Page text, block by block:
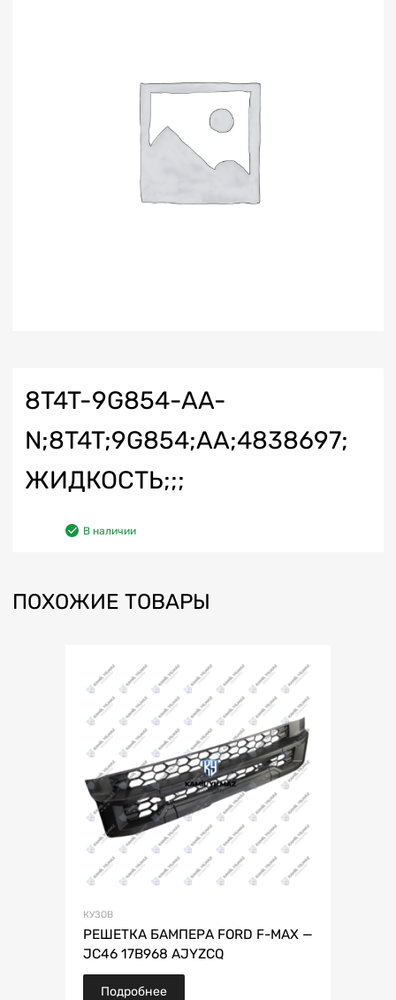
8T4T-9G854-AA-
N;8T4T;9G854;AA;4838697;
ЖИДКОСТЬ;;;
В наличии
ПОХОЖИЕ ТОВАРЫ
КУЗОВ
РЕШЕТКА БАМПЕРА FORD F-MAX —
JC46 17B968 AJYZCQ
Подробнее